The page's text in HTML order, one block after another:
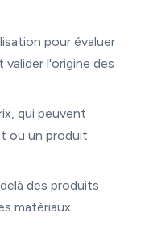
pour évaluer
l'origine des
qui peuvent
ou un produit
des produits
matériaux.